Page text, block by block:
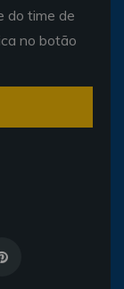
do time de
no botão